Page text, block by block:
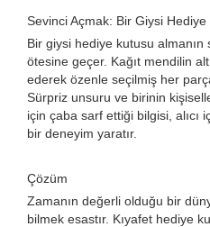
Sevinci Açmak: Bir Giysi
Bir giysi hediye kutusu
ötesine geçer. Kağıt mendilin
ederek özenle seçilmiş her
Sürpriz unsuru ve birinin
için çaba sarf ettiği bilgisi, alıcı
bir deneyim yaratır.
Çözüm
Zamanın değerli olduğu bir
bilmek esastır. Kıyafet hediye